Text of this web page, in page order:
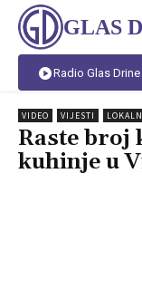
GLAS
Radio Glas Drine
VIDEO VIJESTI
Raste broj
kuhinje u